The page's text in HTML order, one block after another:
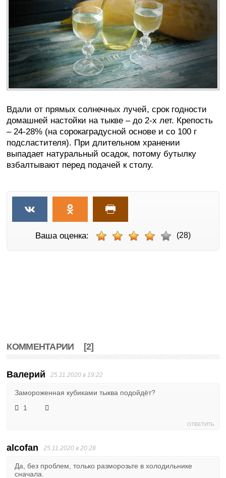
Вдали от прямых солнечных лучей, срок годности
домашней настойки на тыкве – до 2-х лет. Крепость
– 24-28% (на сорокаградусной основе и со 100 г
подсластителя). При длительном хранении
выпадает натуральный осадок, потому бутылку
взбалтывают перед подачей к столу.
Ваша оценка: (28)
КОММЕНТАРИИ [2]
Валерий 25.11.2020 в 19:22
Замороженная кубиками тыква подойдёт?
1
ОТВЕТИТЬ
alcofan 25.11.2020 в 20:28
Да, без проблем, только разморозьте в холодильнике
сначала.